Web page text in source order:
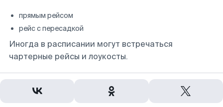
прямым рейсом
рейс с пересадкой
Иногда в расписании могут встречаться
чартерные рейсы и лоукосты.